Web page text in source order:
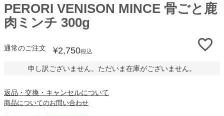
PERORI VENISON MINCE 骨ごと鹿
肉ミンチ 300g
通常のご注文 ¥2,750税込
申し訳ございません。ただいま在庫がございません。
返品・交換・キャンセルについて
商品についてのお問い合わせ